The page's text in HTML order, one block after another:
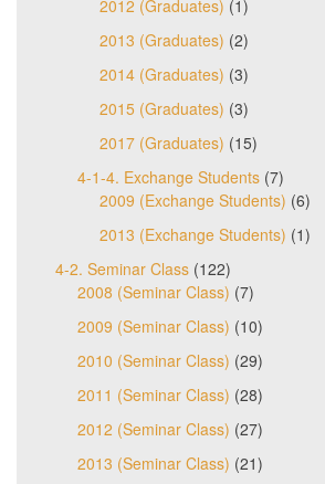
2012 (Graduates) (1)
2013 (Graduates) (2)
2014 (Graduates) (3)
2015 (Graduates) (3)
2017 (Graduates) (15)
4-1-4. Exchange Students (7)
2009 (Exchange Students) (6)
2013 (Exchange Students) (1)
4-2. Seminar Class (122)
2008 (Seminar Class) (7)
2009 (Seminar Class) (10)
2010 (Seminar Class) (29)
2011 (Seminar Class) (28)
2012 (Seminar Class) (27)
2013 (Seminar Class) (21)